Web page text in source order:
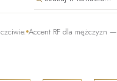
Accent RF dla mężczyzn — boczki,